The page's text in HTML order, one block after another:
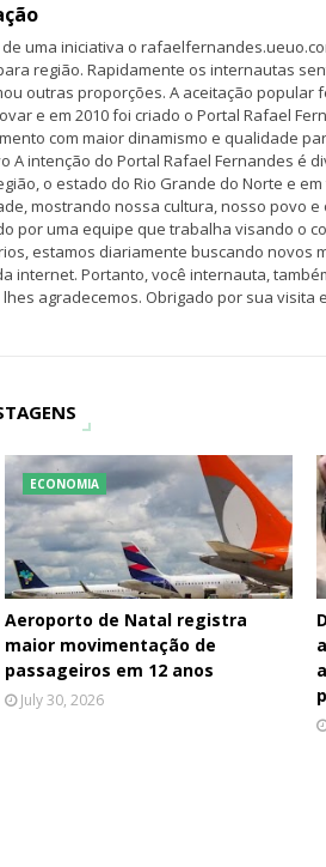
de uma iniciativa o
região. Rapidamente os internautas
outras proporções. A aceitação popular
e em 2010 foi criado o Portal Rafael
com maior dinamismo e qualidade
A intenção do Portal Rafael Fernandes é
o estado do Rio Grande do Norte e
mostrando nossa cultura, nosso povo
por uma equipe que trabalha visando o
estamos diariamente buscando novos
internet. Portanto, você internauta,
agradecemos. Obrigado por sua visita
ECONOMIA
Aeroporto de Natal registra
maior movimentação de
passageiros em 12 anos
July 30, 2026